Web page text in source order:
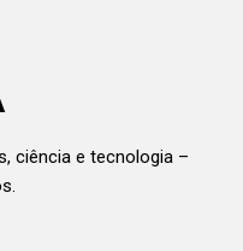
ciência e tecnologia –